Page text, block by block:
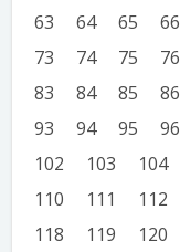
63
64 65 66
73
74 75 76
83
84 85 86
93
94 95 96
102
103 104
110
111 112
118
119 120